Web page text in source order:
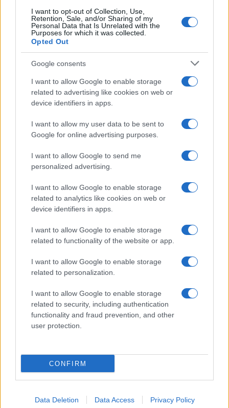
I want to opt-out of Collection, Use,
Retention, Sale, and/or Sharing of my
Personal Data that Is Unrelated with the
Purposes for which it was collected.
Opted Out
Google consents
I want to allow Google to enable storage
related to advertising like cookies on web or
device identifiers in apps.
I want to allow my user data to be sent to
Google for online advertising purposes.
I want to allow Google to send me
personalized advertising.
I want to allow Google to enable storage
related to analytics like cookies on web or
device identifiers in apps.
I want to allow Google to enable storage
related to functionality of the website or app.
I want to allow Google to enable storage
related to personalization.
I want to allow Google to enable storage
related to security, including authentication
functionality and fraud prevention, and other
user protection.
CONFIRM
Data Deletion Data Access Privacy Policy
Facebook
Cookie Policy
Syndication
Globalist
Globalscience
Globalsport
Culture
Salute
Megachip
GiULia
Prima Pagina
Giornale dello
Spettacolo
Wondernet
Giuliana Sgrena
Syndication